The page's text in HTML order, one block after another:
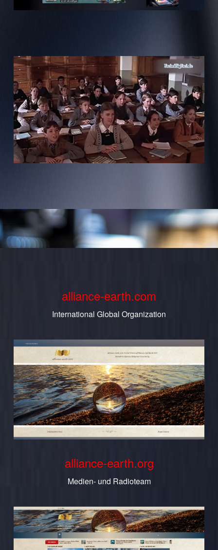
alliance-earth.com
International Global Organization
alliance-earth.org
Medien- und Radioteam